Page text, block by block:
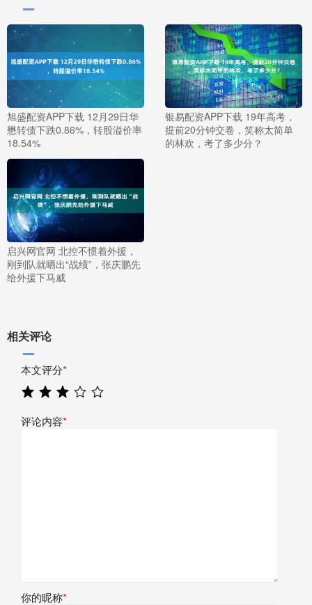
旭盛配资APP下载 12月29日华
懋转债下跌0.86%，转股溢价率
18.54%
银易配资APP下载 19年高考，
提前20分钟交卷，笑称太简单
的林欢，考了多少分？
启兴网官网 北控不惯着外援，
刚到队就晒出“战绩”，张庆鹏先
给外援下马威
相关评论
本文评分*
评论内容*
你的昵称*